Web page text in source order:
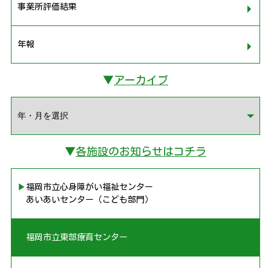
事業所評価結果
年報
▼アーカイブ
▼各施設のお知らせはコチラ
▶︎福岡市立心身障がい福祉センター
あいあいセンター（こども部門）
▶︎福岡市立東部療育センター